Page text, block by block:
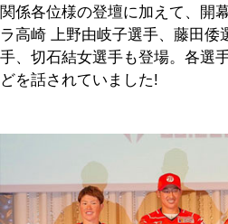
関係各位様の登壇に加えて、開
ラ高崎 上野由岐子選手、藤田倭
手、切石結女選手も登場。各選
どを話されていました!